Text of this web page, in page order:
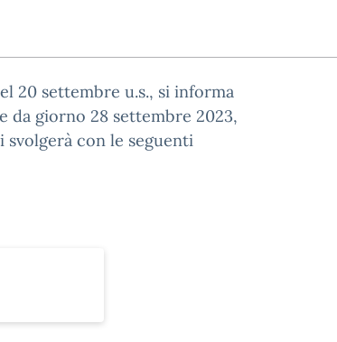
20 settembre u.s., si informa
da giorno 28 settembre 2023,
svolgerà con le seguenti